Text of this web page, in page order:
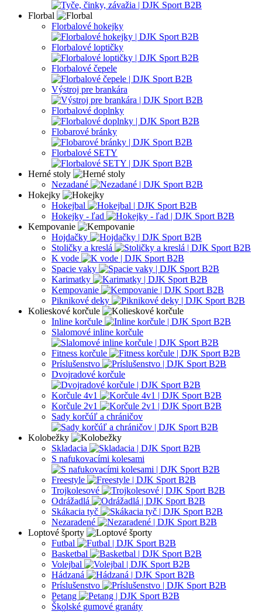
Florbal
Florbalové hokejky
Florbalové loptičky
Florbalové čepele
Výstroj pre brankára
Florbalové doplnky
Flobarové bránky
Florbalové SETY
Herné stoly
Nezadané
Hokejky
Hokejbal
Hokejky - ľad
Kempovanie
Hojdačky
Stoličky a kreslá
K vode
Spacie vaky
Karimatky
Kempovanie
Piknikové deky
Kolieskové korčule
Inline korčule
Slalomové inline korčule
Fitness korčule
Príslušenstvo
Dvojradové korčule
Korčule 4v1
Korčule 2v1
Sady korčúľ a chráničov
Kolobežky
Skladacia
S nafukovacími kolesami
Freestyle
Trojkolesové
Odrážadlá
Skákacia tyč
Nezaradené
Loptové športy
Futbal
Basketbal
Volejbal
Hádzaná
Príslušenstvo
Petang
Školské gumové granáty